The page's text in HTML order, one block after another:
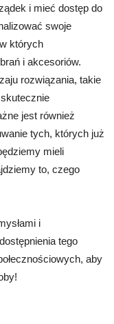
i mieć dostęp do
swoje
których
i akcesoriów.
rozwiązania, takie
jest również
tych, których już
mieli
to, czego
i
tego
aby